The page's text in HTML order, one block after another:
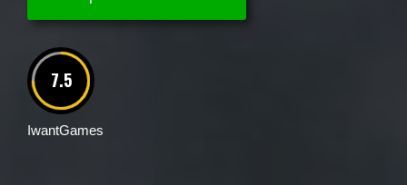
7.5
IwantGames